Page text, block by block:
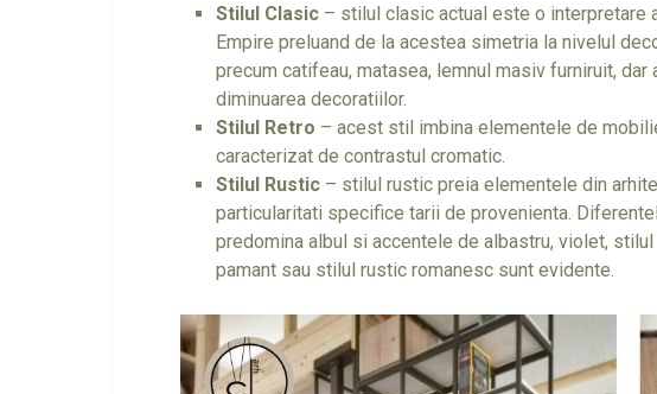
Stilul Clasic – stilul clasic actual este o interpretare
Empire preluand de la acestea simetria la nivelul
precum catifeau, matasea, lemnul masiv furniruit,
diminuarea decoratiilor.
Stilul Retro – acest stil imbina elementele de
caracterizat de contrastul cromatic.
Stilul Rustic – stilul rustic preia elementele din
particularitati specifice tarii de provenienta.
predomina albul si accentele de albastru, violet,
pamant sau stilul rustic romanesc sunt evidente.